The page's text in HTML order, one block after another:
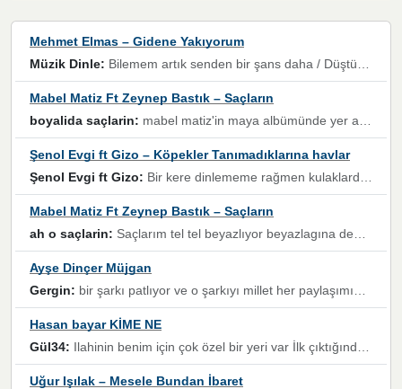
Mehmet Elmas – Gidene Yakıyorum
Müzik Dinle: Bilemem artık senden bir şans daha / Düştüğün zaman ben olmayacağım yanında” dizeleri, artık geçmişin tekrarına izin verilmeyeceğini, kişisel sınırların çizildiğini gösteriyor.
Mabel Matiz Ft Zeynep Bastık – Saçların
boyalida saçlarin: mabel matiz'in maya albümünde yer alan güzellerden. parça da şarkı hani! müzikal altyapısına vurulduğum, sözlerinde kaybolduğum bir parça olmuş.
Şenol Evgi ft Gizo – Köpekler Tanımadıklarına havlar
Şenol Evgi ft Gizo: Bir kere dinlememe rağmen kulaklardan gitmiyor sen sen sen sen kurban ol sen sen sen sen hayran ol yükses ses müzik dinleme sebebisiniz canlar bomba gibi patladınız maşallah
Mabel Matiz Ft Zeynep Bastık – Saçların
ah o saçlarin: Saçlarım tel tel beyazlıyor beyazlagına degil yanımda sen yoksun ona üzülüyorum günler bir bir geçiyor geçen günlere değil sensiz geçen günlere darılıyorum,Dinledikce asla kavusamayacagim ama asla unutamicagim sevdiğim adam için yanar içim
Ayşe Dinçer Müjgan
Gergin: bir şarkı patlıyor ve o şarkıyı millet her paylaşımın altına koyuyor ve öyle bir durum hal alıyor ki şarkıyı dinlemeden şarkıdan bikıyorsun Ama bu enteresan bir şekilde dillere dolanıyor millet olarak seviyoruz dertlerle boğuşurken bir yandan da göbek atmayi))) diyeceklerim bu kadar güzel hoş bir sayfa emeğinize sağlık arkadaşlar kolay gelsin
Hasan bayar KİME NE
Gül34: Ilahinin benim için çok özel bir yeri var İlk çıktığında komşum ne kadar yüksek sesle dinliyorsa orada duymuştum ve YouTube'dan aratıp Bu ilahiyi bulmuştum ve sonra müdavimi oldum günlük Ben de 3-5 kere dinleyip ezberleyip artık ilahiye bende eşlik ediyorum yüksek sesle Allah razı olsun hizmet nimettir Rabbim sizin zahmetlerinize de hayırlı nimetler versin Selam ve dua ile Allah'a emanet olun
Uğur Işılak – Mesele Bundan İbaret